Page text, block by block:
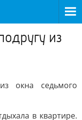
из
окна седьмого
в квартире.